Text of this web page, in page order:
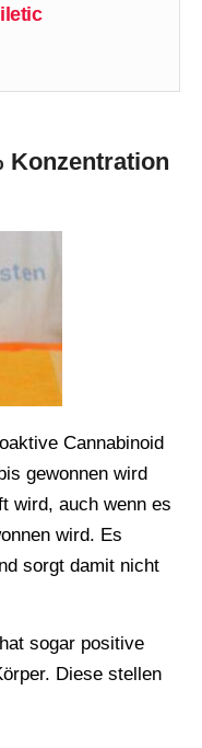
Konzentration
Cannabinoid
gewonnen wird
wird, auch wenn es
wird. Es
sorgt damit nicht
sogar positive
Diese stellen